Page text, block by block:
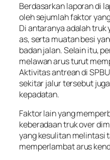
Berdasarkan laporan di
oleh sejumlah faktor
Di antaranya adalah
as, serta muatan besi
badan jalan. Selain itu,
melawan arus turut
Aktivitas antrean di
sekitar jalur tersebut
kepadatan.
Faktor lain yang
keberadaan truk over
yang kesulitan melintasi
memperlambat arus